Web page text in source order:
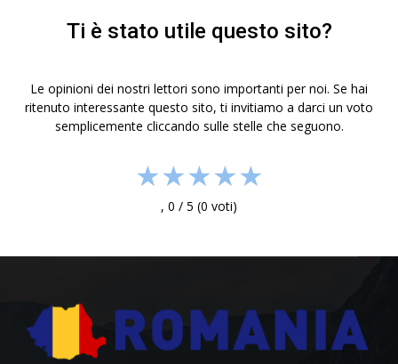
Ti è stato utile questo sito?
Le opinioni dei nostri lettori sono importanti per noi. Se hai
ritenuto interessante questo sito, ti invitiamo a darci un voto
semplicemente cliccando sulle stelle che seguono.
★★★★★
, 0 / 5 (0 voti)